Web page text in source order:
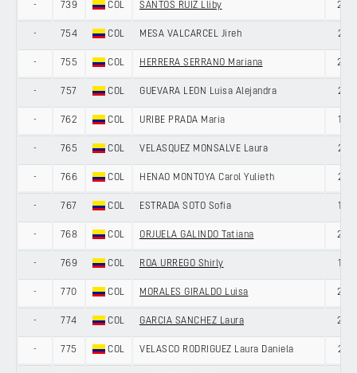
- 739 COL SANTOS RUIZ Lliby 25
- 754 COL MESA VALCARCEL Jireh 21
- 755 COL HERRERA SERRANO Mariana 22
- 757 COL GUEVARA LEON Luisa Alejandra 21
- 762 COL URIBE PRADA Maria 19
- 765 COL VELASQUEZ MONSALVE Laura 21
- 766 COL HENAO MONTOYA Carol Yulieth 21
- 767 COL ESTRADA SOTO Sofia 19
- 768 COL ORJUELA GALINDO Tatiana 22
- 769 COL ROA URREGO Shirly 19
- 770 COL MORALES GIRALDO Luisa 22
- 774 COL GARCIA SANCHEZ Laura 20
- 775 COL VELASCO RODRIGUEZ Laura Daniela 21